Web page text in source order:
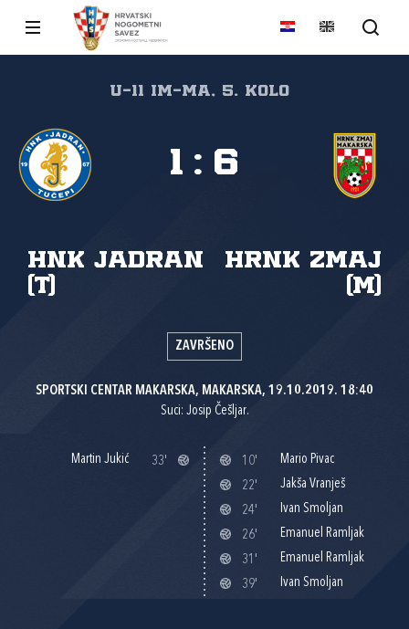
U-11 IM-MA, 5. kolo
HNK Jadran
(T)
HRNK Zmaj
(M)
1 : 6
ZAVRŠENO
SPORTSKI CENTAR MAKARSKA, MAKARSKA, 19.10.2019. 18:40
Suci: Josip Češljar.
Martin Jukić 33' 10'
Mario Pivac
22'
Jakša Vranješ
24'
Ivan Smoljan
26'
Emanuel Ramljak
31'
Emanuel Ramljak
39'
Ivan Smoljan